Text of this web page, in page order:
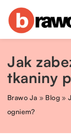
Jak
tkaniny
Brawo Ja » Blog »
ogniem?